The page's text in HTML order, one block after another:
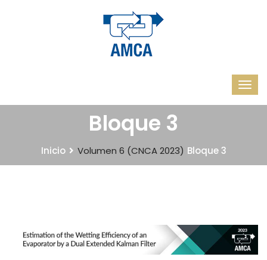
Bloque 3
Inicio Volumen 6 (CNCA 2023) Bloque 3